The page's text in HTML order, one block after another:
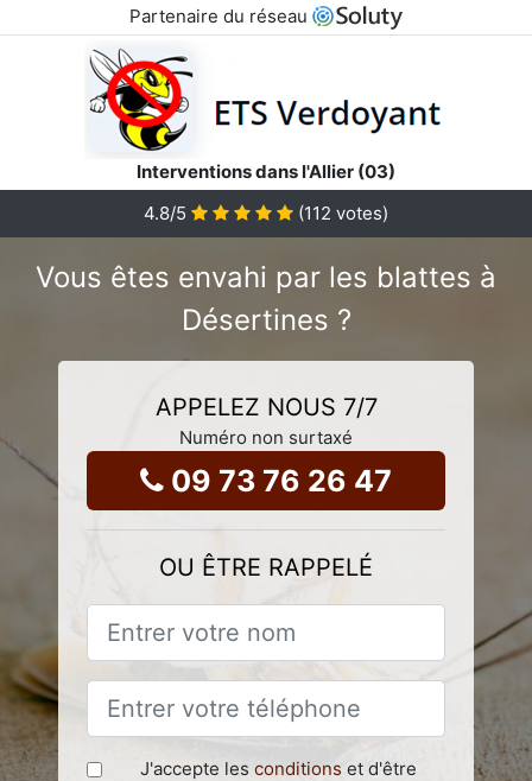
Partenaire du réseau
Interventions dans l'Allier (03)
4.8/5 (112 votes)
Vous êtes envahi par les blattes à
Désertines ?
APPELEZ NOUS 7/7
Numéro non surtaxé
09 73 76 26 47
OU ÊTRE RAPPELÉ
J'accepte les conditions et d'être